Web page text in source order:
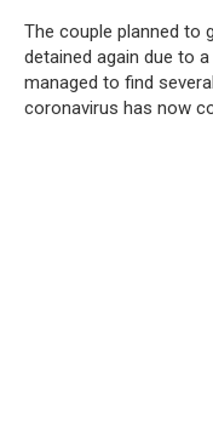
The couple planned to
detained again due to
managed to find
coronavirus has now